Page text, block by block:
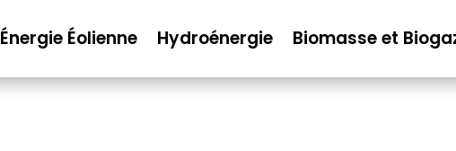
Énergie Éolienne Hydroénergie Biomasse et